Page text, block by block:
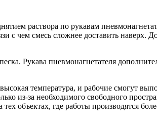
раствора по рукавам
с чем смесь сложнее доставить наверх.
Рукава пневмонагнетателя
температура, и рабочие смогут
из-за необходимого свободного
объектах, где работы производятся